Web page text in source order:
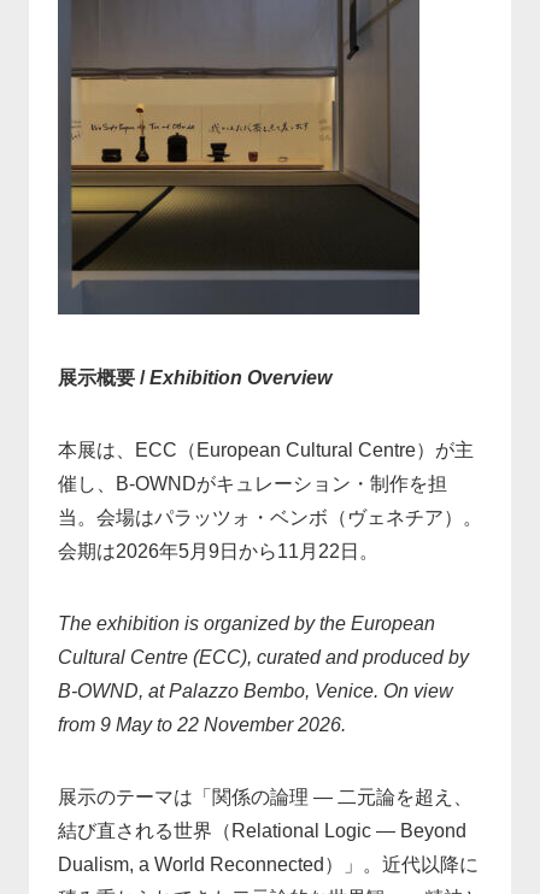
展示概要 /Exhibition Overview
本展は、ECC（European Cultural Centre）が主
催し、B-OWNDがキュレーション・制作を担
当。会場はパラッツォ・ベンボ（ヴェネチア）。
会期は2026年5月9日から11月22日。
The exhibition is organized by the European
Cultural Centre (ECC), curated and produced by
B-OWND, at Palazzo Bembo, Venice. On view
from 9 May to 22 November 2026.
展示のテーマは「関係の論理 — 二元論を超え、
結び直される世界（Relational Logic — Beyond
Dualism, a World Reconnected）」。近代以降に